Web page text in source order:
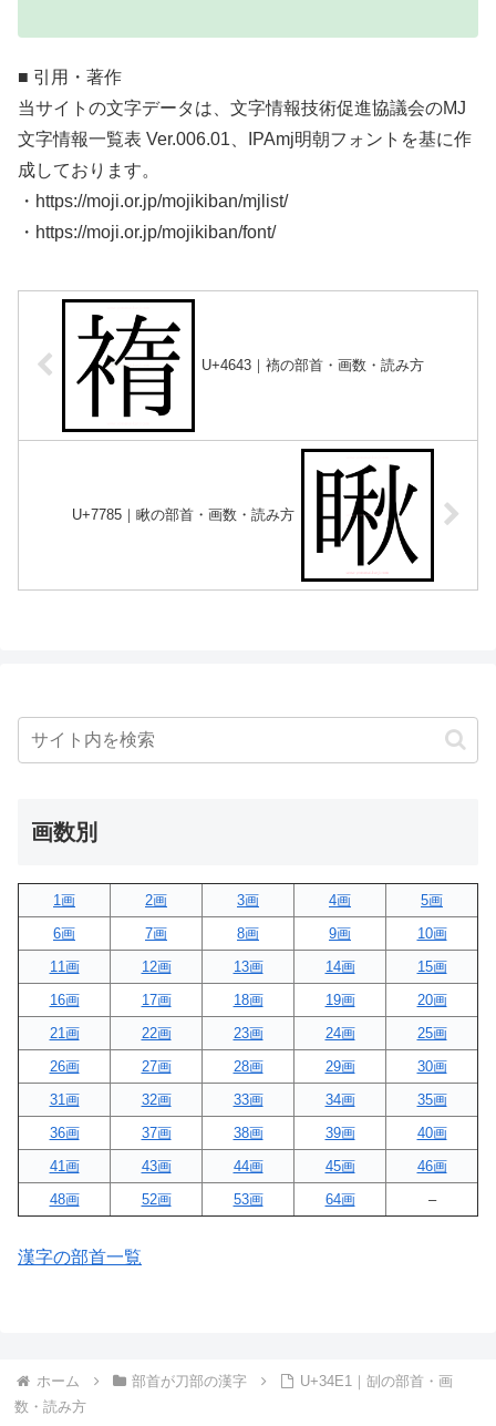
■ 引用・著作
当サイトの文字データは、文字情報技術促進協議会のMJ
文字情報一覧表 Ver.006.01、IPAmj明朝フォントを基に作
成しております。
・https://moji.or.jp/mojikiban/mjlist/
・https://moji.or.jp/mojikiban/font/
U+4643｜䙃の部首・画数・読み方
U+7785｜瞅の部首・画数・読み方
画数別
1画 2画 3画 4画
5画
6画
7画 8画 9画
10画
11画
12画 13画 14画
15画
16画
17画 18画 19画
20画
21画
22画 23画 24画
25画
26画
27画 28画 29画
30画
31画
32画 33画 34画
35画
36画
37画 38画 39画
40画
41画
43画 44画 45画
46画
48画
52画 53画 64画 –
漢字の部首一覧
ホーム 部首が刀部の漢字
U+34E1｜㓡の部首・画
数・読み方